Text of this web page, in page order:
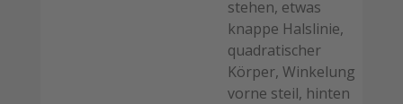
stehen, etwas
knappe Halslinie,
quadratischer
Körper, Winkelung
vorne steil, hinten